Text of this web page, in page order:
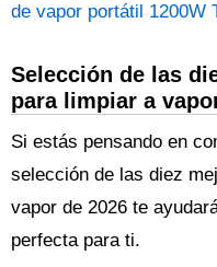
de vapor portátil 1200W
Selección de las
para limpiar a
Si estás pensando en
selección de las diez
vapor de 2026 te
perfecta para ti.